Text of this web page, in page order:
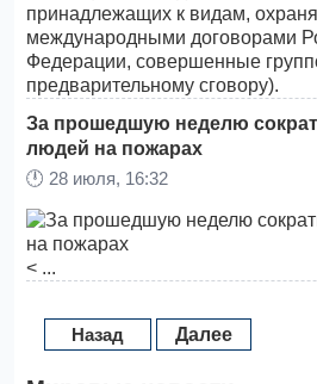
принадлежащих к видам,
международными договорами
Федерации, совершенные
предварительному сговору).
За прошедшую неделю
людей на пожарах
🕛 28 июля, 16:32
< ...
Назад Далее